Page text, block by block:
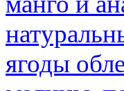
ягоды